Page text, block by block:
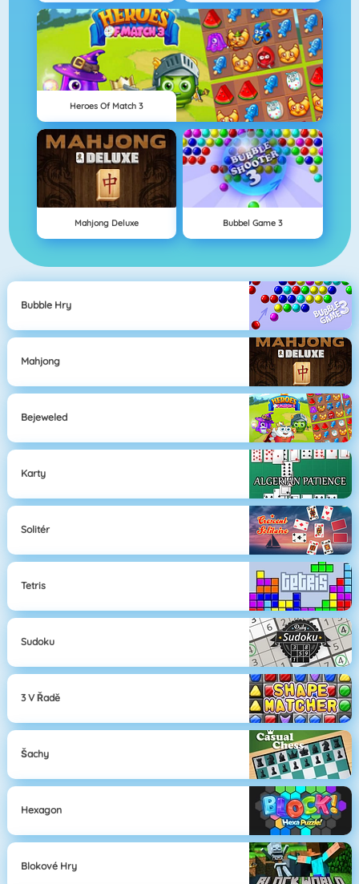
Heroes Of Match 3
Mahjong Deluxe Bubbel Game 3
Bubble Hry
Mahjong
Bejeweled
Karty
Solitér
Tetris
Sudoku
3 V Řadě
Šachy
Hexagon
Blokové Hry